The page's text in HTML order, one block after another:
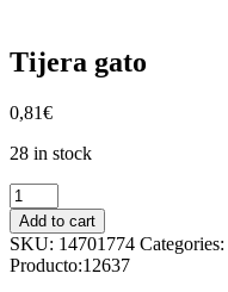
Tijera gato
0,81€
28 in stock
Tijera
gato
quantity
Add to cart
SKU: 14701774 Categories:
Producto:12637